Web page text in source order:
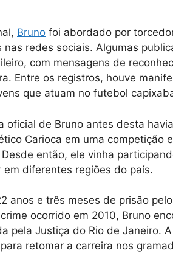
Bruno foi abordado por
nas redes sociais. Algumas
com mensagens de
Entre os registros, houve
que atuam no futebol
oficial de Bruno antes desta
Carioca em uma competição
Desde então, ele vinha
em diferentes regiões do país.
anos e três meses de prisão
ocorrido em 2010, Bruno
pela Justiça do Rio de Janeiro.
retomar a carreira nos